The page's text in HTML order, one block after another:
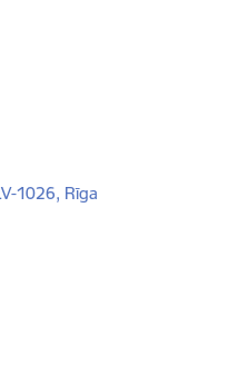
1026, Rīga